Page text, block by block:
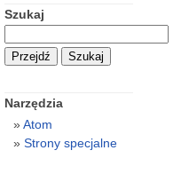
Szukaj
Narzędzia
Atom
Strony specjalne